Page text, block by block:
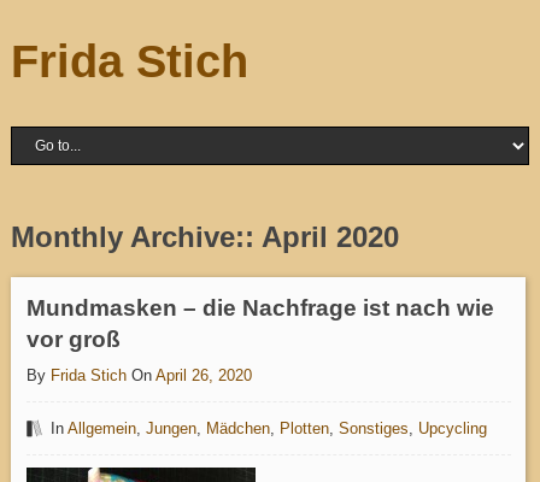
Frida Stich
Monthly Archive:: April 2020
Mundmasken – die Nachfrage ist nach wie
vor groß
By Frida Stich On April 26, 2020
In Allgemein, Jungen, Mädchen, Plotten, Sonstiges Upcycling